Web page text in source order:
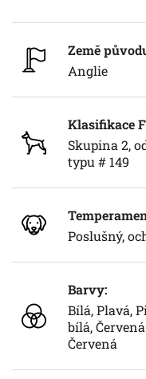
Země
Anglie
Klasifikace
Skupina 2,
typu # 149
Poslušný,
Barvy:
Bílá, Plavá,
bílá,
Červená